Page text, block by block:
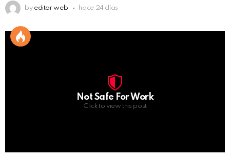
by editor web hace 24 días
Not Safe For Work
Click to view this post